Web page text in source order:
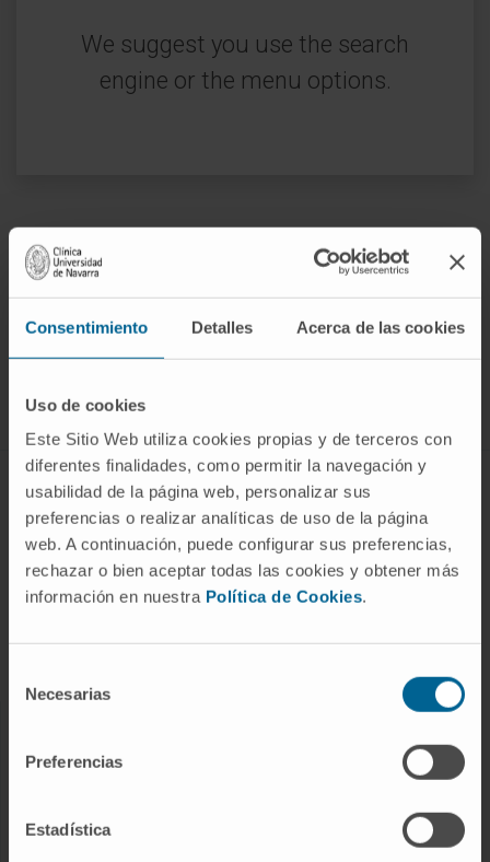
Consentimiento Detalles Acerca de las cookies
Uso de cookies
Este Sitio Web utiliza cookies propias y de terceros con
diferentes finalidades, como permitir la navegación y
usabilidad de la página web, personalizar sus
preferencias o realizar analíticas de uso de la página
web. A continuación, puede configurar sus preferencias,
rechazar o bien aceptar todas las cookies y obtener más
información en nuestra Política de Cookies.
Necesarias
Preferencias
Estadística
We suggest you use the search
engine or the menu options.
ABOUT CIMA
Who we are
Research Center of the Clinica
Campus of the Universidad de Navarra